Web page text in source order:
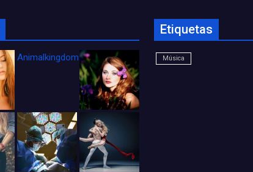
Animalkingdom_FichaCine
Etiquetas
Música